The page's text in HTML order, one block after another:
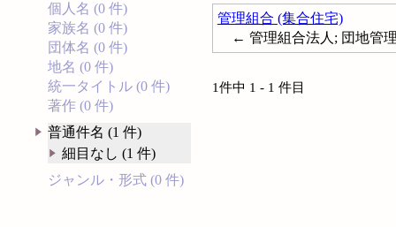
個人名 (0 件)
家族名 (0 件)
団体名 (0 件)
地名 (0 件)
統一タイトル (0 件)
著作 (0 件)
普通件名 (1 件)
細目なし (1 件)
ジャンル・形式 (0 件)
管理組合 (集合住宅)
← 管理組合法人; 団地管理
1件中 1 - 1 件目